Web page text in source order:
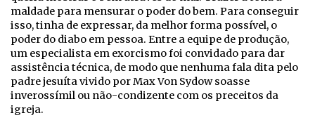
maldade para mensurar o poder do bem. Para conseguir
isso, tinha de expressar, da melhor forma possível, o
poder do diabo em pessoa. Entre a equipe de produção,
um especialista em exorcismo foi convidado para dar
assistência técnica, de modo que nenhuma fala dita pelo
padre jesuíta vivido por Max Von Sydow soasse
inverossímil ou não-condizente com os preceitos da
igreja.